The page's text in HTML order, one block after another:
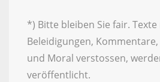
*) Bitte bleiben Sie fair.
Beleidigungen,
und Moral verstossen,
veröffentlicht.